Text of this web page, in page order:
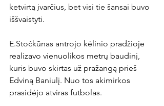
ketvirtą įvarčius, bet visi tie šansai buvo
iššvaistyti.
E.Stočkūnas antrojo kėlinio pradžioje
realizavo vienuolikos metrų baudinį,
kuris buvo skirtas už pražangą prieš
Edviną Baniulį. Nuo tos akimirkos
prasidėjo atviras futbolas.